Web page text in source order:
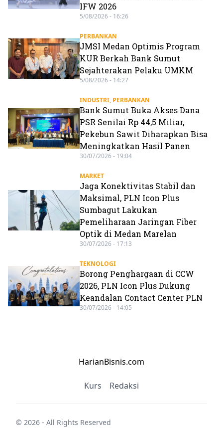
IFW 2026
5/08/2026 - 16:26
PERBANKAN
JMSI Medan Optimis Program
KUR Berkah Bank Sumut
Sejahterakan Pelaku UMKM
5/08/2026 - 14:27
INDUSTRI, PERBANKAN
Bank Sumut Buka Akses Dana
PSR Senilai Rp 44,5 Miliar,
Pekebun Sawit Diharapkan Bisa
Meningkatkan Hasil Panen
30/07/2026 - 19:04
MARKET
Jaga Konektivitas Stabil dan
Maksimal, PLN Icon Plus
Sumbagut Lakukan
Pemeliharaan Jaringan Fiber
Optik di Medan Marelan
30/07/2026 - 17:13
TEKNOLOGI
Borong Penghargaan di CCW
2026, PLN Icon Plus Dukung
Keandalan Contact Center PLN
30/07/2026 - 14:05
HarianBisnis.com
Kurs Redaksi
© 2026 - All Rights Reserved